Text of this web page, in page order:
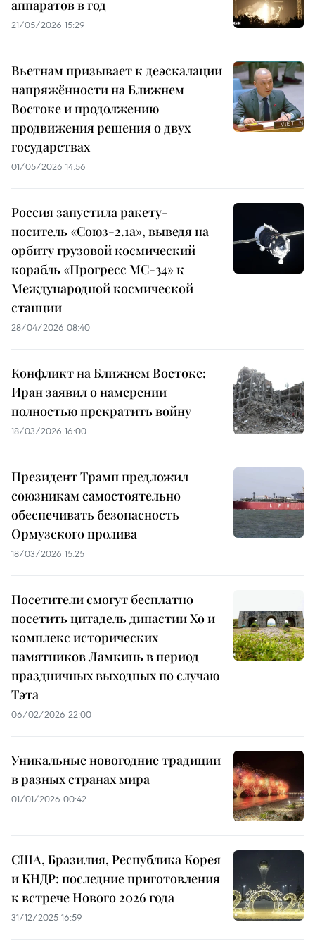
аппаратов в год
21/05/2026 15:29
Вьетнам призывает к деэскалации
напряжённости на Ближнем
Востоке и продолжению
продвижения решения о двух
государствах
01/05/2026 14:56
Россия запустила ракету-
носитель «Союз-2.1а», выведя на
орбиту грузовой космический
корабль «Прогресс МС-34» к
Международной космической
станции
28/04/2026 08:40
Конфликт на Ближнем Востоке:
Иран заявил о намерении
полностью прекратить войну
18/03/2026 16:00
Президент Трамп предложил
союзникам самостоятельно
обеспечивать безопасность
Ормузского пролива
18/03/2026 15:25
Посетители смогут бесплатно
посетить цитадель династии Хо и
комплекс исторических
памятников Ламкинь в период
праздничных выходных по случаю
Тэта
06/02/2026 22:00
Уникальные новогодние традиции
в разных странах мира
01/01/2026 00:42
США, Бразилия, Республика Корея
и КНДР: последние приготовления
к встрече Нового 2026 года
31/12/2025 16:59